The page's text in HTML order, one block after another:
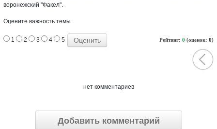
воронежский "Факел".
Оцените важность темы
Рейтинг: 0 (оценок: 0)
1 2 3 4 5
нет комментариев
Добавить комментарий